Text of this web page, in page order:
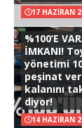
17 HAZIRAN
%100’E
İMKANI!
yönetimi
peşinat
kalanını
diyor!
14 HAZIRAN